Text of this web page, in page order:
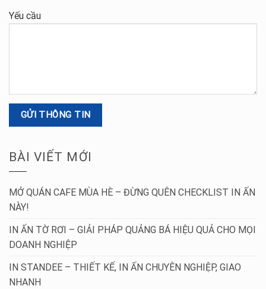
Yếu cầu
BÀI VIẾT MỚI
MỞ QUÁN CAFE MÙA HÈ – ĐỪNG QUÊN CHECKLIST IN ẤN
NÀY!
IN ẤN TỜ RƠI – GIẢI PHÁP QUẢNG BÁ HIỆU QUẢ CHO MỌI
DOANH NGHIỆP
IN STANDEE – THIẾT KẾ, IN ẤN CHUYÊN NGHIỆP, GIAO
NHANH